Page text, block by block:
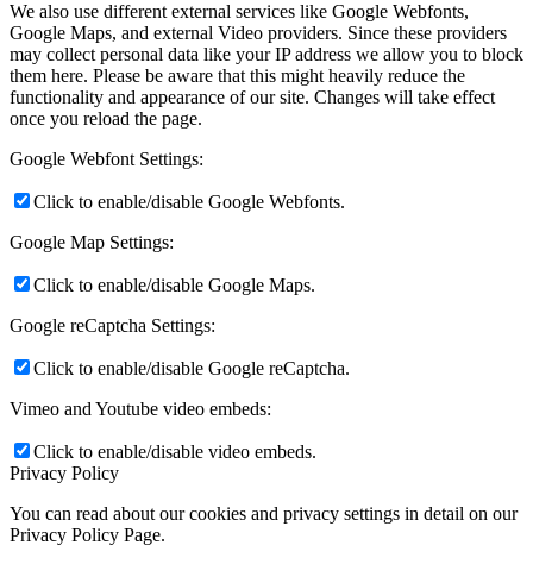
We also use different external services like Google Webfonts,
Google Maps, and external Video providers. Since these providers
may collect personal data like your IP address we allow you to block
them here. Please be aware that this might heavily reduce the
functionality and appearance of our site. Changes will take effect
once you reload the page.
Google Webfont Settings:
Click to enable/disable Google Webfonts.
Google Map Settings:
Click to enable/disable Google Maps.
Google reCaptcha Settings:
Click to enable/disable Google reCaptcha.
Vimeo and Youtube video embeds:
Click to enable/disable video embeds.
Privacy Policy
You can read about our cookies and privacy settings in detail on our
Privacy Policy Page.